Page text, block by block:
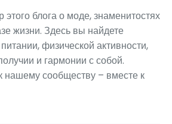
блога о моде, знаменитостях
жизни. Здесь вы найдете
физической активности,
и гармонии с собой.
нашему сообществу – вместе к